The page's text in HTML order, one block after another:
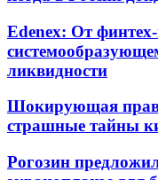
Edenex: От
ликвидности
Шокирующая
страшные тайны
Рогозин